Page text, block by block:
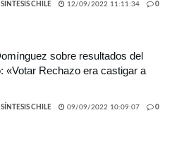
CHILE 12/09/2022 11:11:34 0
sobre resultados del
«Votar Rechazo era castigar a
CHILE 09/09/2022 10:09:07 0